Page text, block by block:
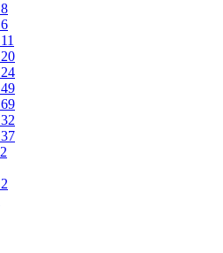
8
6
11
20
24
49
69
32
37
2
2